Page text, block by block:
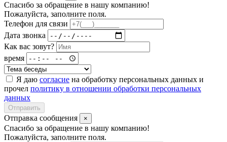
Спасибо за обращение в нашу компанию!
Пожалуйста, заполните поля.
Телефон для связи
Дата звонка
Как вас зовут?
время
Я даю согласие на обработку персональных данных и
прочел политику в отношении обработки персональных
данных
Отправить
Отправка сообщения ×
Спасибо за обращение в нашу компанию!
Пожалуйста, заполните поля.